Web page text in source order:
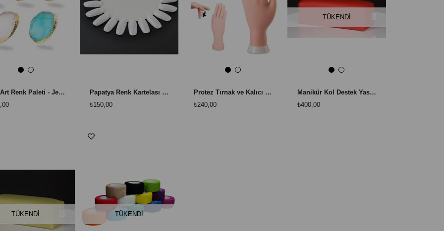
Nail Art Renk Paleti - Jel, Boya ve Karışım İçin Profesyonel Çalışma Paleti
Papatya Renk Kartelası Kemik Rengi 5 Adet - 100 Tırnak Gösterim Çarkı
₺150,00
Protez Tırnak ve Kalıcı Oje Eğitim El Mankeni - Nail Art Uygulama Eğitim Eli
₺240,00
TÜKENDI
Manikür Kol Destek Yastığı Kırmızı - Konforlu El ve Kol Dayama Yastığı
₺400,00
TÜKENDI TÜKENDI